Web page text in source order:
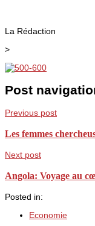
La Rédaction
>
Post
Previous post
Les femmes
Next post
Angola: Voyage au
Posted in:
Economie